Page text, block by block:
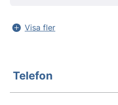
Visa fler
Telefon